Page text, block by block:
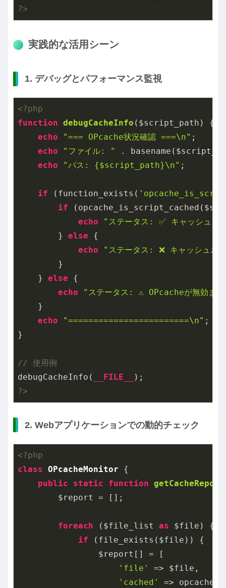
?>
実践的な活用シーン
1. デバッグとパフォーマンス監視
<?php
function debugCacheInfo ($script_path)
{
echo
"=== OPcache状況確認 ===\n" ;
echo
"ファイル: "
.
echo
"パス: {$script_path}\n" ;
if (function_exists(
if
echo
"ステータス: ✅ キャッシュさ
        }
else {
echo
"ステータス: ❌ キャッシュさ
        }
    }
else {
echo
"ステータス: ⚠️ OPcacheが無効ま
    }
echo
"========================\n" ;
}
// 使用例
debugCacheInfo(
__FILE__
?>
2. Webアプリケーションでの動的チェック
<?php
class OPcacheMonitor
{
public
static function getCacheReport
        $report = [];
foreach ($file_list as $file) {
if (file_exists($file)) {
                $report[] = [
'file'
=> $file,
'cached'
=>